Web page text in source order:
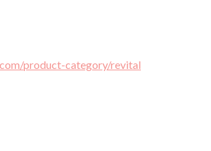
product-category/revital